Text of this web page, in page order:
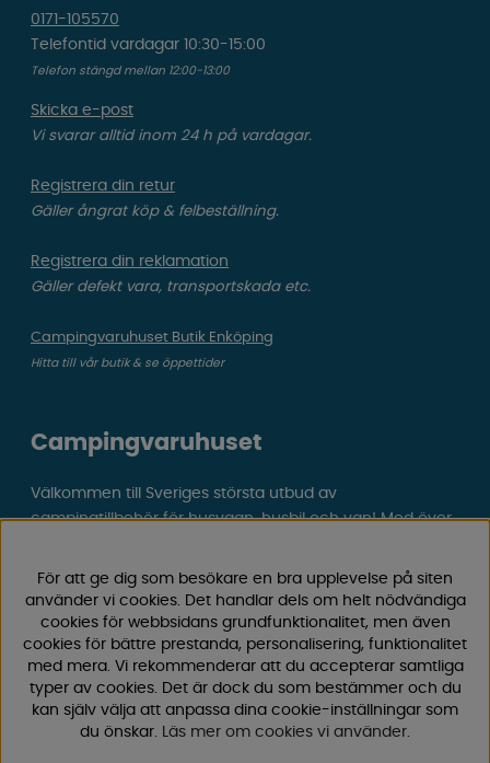
0171-105570
Telefontid vardagar 10:30-15:00
Telefon stängd mellan 12:00-13:00
Skicka e-post
Vi svarar alltid inom 24 h på vardagar.
Registrera din retur
Gäller ångrat köp & felbeställning.
Registrera din reklamation
Gäller defekt vara, transportskada etc.
Campingvaruhuset Butik Enköping
Hitta till vår butik & se öppettider
Campingvaruhuset
Välkommen till Sveriges största utbud av
campingtillbehör för husvagn, husbil och van! Med över
camping och fritid.
Hos oss hittar du allt från reservdelar till smarta tillbehör
som gör din campingupplevelse smidigare och roligare.
Vi erbjuder hög kvalitet och konkurrenskraftiga priser –
både online och i vår fysiskabutik i Enköping.
Följ oss på Facebook och Instagram för inspiration,
För att ge dig som besökare en bra upplevelse på siten
använder vi cookies. Det handlar dels om helt nödvändiga
cookies för webbsidans grundfunktionalitet, men även
cookies för bättre prestanda, personalisering, funktionalitet
med mera. Vi rekommenderar att du accepterar samtliga
typer av cookies. Det är dock du som bestämmer och du
kan själv välja att anpassa dina cookie-inställningar som
du önskar. Läs mer om cookies vi använder.